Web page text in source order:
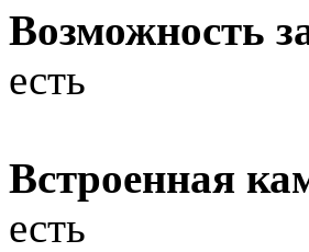
Возможность
есть
Встроенная
есть